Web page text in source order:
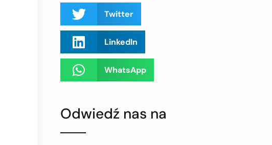
Twitter
LinkedIn
WhatsApp
Odwiedź nas na